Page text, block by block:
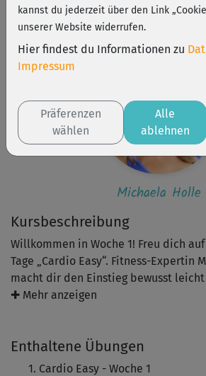
Kursbeschreibung
Willkommen in Woche 1! Freu dich
Tage „Cardio Easy“. Fitness-Expertin
macht dir den Einstieg bewusst
Bewegungen passend zur Musik. Du
✚ Mehr anzeigen
Enthaltene Übungen
Cardio Easy - Woche 1
Kurs ist Bestandteil von
Cardio Easy
Michaela Holle
kannst du jederzeit über den Link
unserer Website widerrufen.
Hier findest du Informationen zu
Impressum
Präferenzen
wählen
Alle
ablehnen